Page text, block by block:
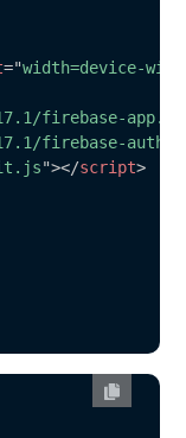
="width=device-
firebase-app.js
firebase-
"></script>